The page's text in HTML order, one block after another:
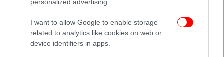
personalized advertising.
I want to allow Google to enable storage
related to analytics like cookies on web or
device identifiers in apps.